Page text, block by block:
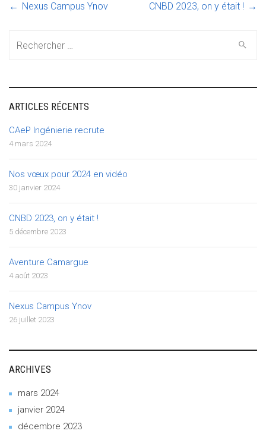
Post
← Nexus Campus Ynov CNBD 2023, on y était ! →
ARTICLES RÉCENTS
CAeP Ingénierie recrute
4 mars 2024
Nos vœux pour 2024 en vidéo
30 janvier 2024
CNBD 2023, on y était !
5 décembre 2023
Aventure Camargue
4 août 2023
Nexus Campus Ynov
26 juillet 2023
ARCHIVES
mars 2024
janvier 2024
décembre 2023